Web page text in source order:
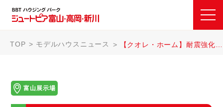
TOP モデルハウスニュース 【クオレ・ホーム】耐震強化キャンペーン
富山展示場